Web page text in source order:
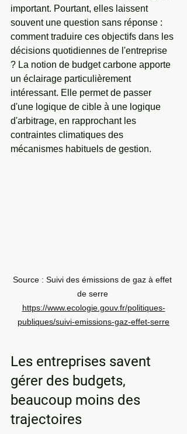
important. Pourtant, elles laissent
souvent une question sans réponse :
comment traduire ces objectifs dans les
décisions quotidiennes de l'entreprise
? La notion de budget carbone apporte
un éclairage particulièrement
intéressant. Elle permet de passer
d'une logique de cible à une logique
d'arbitrage, en rapprochant les
contraintes climatiques des
mécanismes habituels de gestion.
Source : Suivi des émissions de gaz à effet
de serre
https://www.ecologie.gouv.fr/politiques-
publiques/suivi-emissions-gaz-effet-serre
Les entreprises savent
gérer des budgets,
beaucoup moins des
trajectoires